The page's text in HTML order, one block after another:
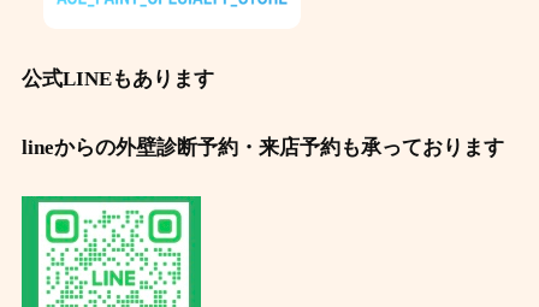
公式LINEもあります
lineからの外壁診断予約・来店予約も承っております